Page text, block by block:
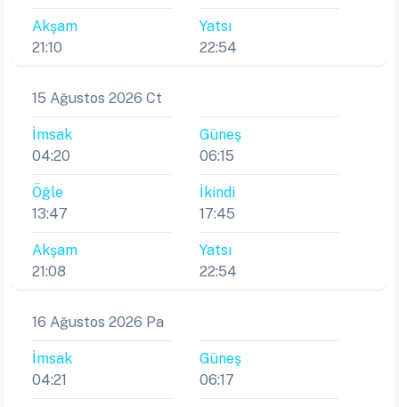
Akşam
21:10
Yatsı
22:54
15 Ağustos 2026 Ct
İmsak
04:20
Güneş
06:15
Öğle
13:47
İkindi
17:45
Akşam
21:08
Yatsı
22:54
16 Ağustos 2026 Pa
İmsak
04:21
Güneş
06:17